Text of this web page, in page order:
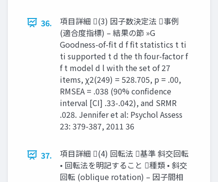
36.
項目詳細 (3) 因子数決定法 事例
(適合度指標) – 結果の節 »G
Goodness-of-fit d f fit statistics t ti
ti supported t d the th four-factor f
f t model d l with the set of 27
items, χ2(249) = 528.705, p = .00,
RMSEA = .038 (90% confidence
interval [CI] .33-.042), and SRMR
.028. Jennifer et al: Psychol Assess
23: 379-387, 2011 36
37.
項目詳細 (4) 回転法 基準 斜交回転
• 回転法を明記すること 種類 • 斜交
回転 (oblique rotation) – 因子間相